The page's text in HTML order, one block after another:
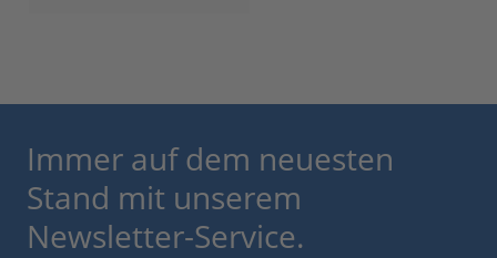
Immer auf dem neuesten
Stand mit unserem
Newsletter-Service.